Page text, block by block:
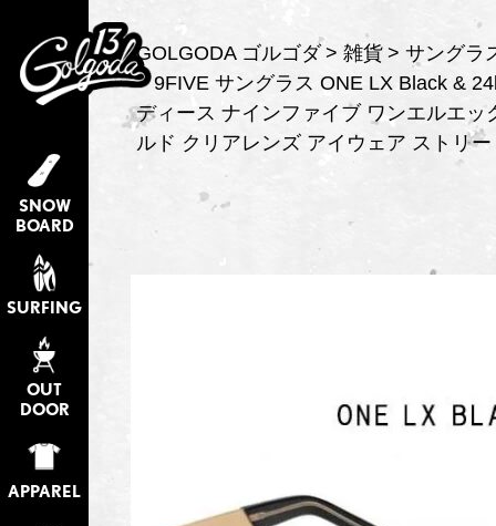
SNOW
BOARD
SURFING
OUT
DOOR
APPAREL
GOLGODA ゴルゴダ 雑貨
サングラ
9FIVE サングラス ONE LX Black &
ディース ナインファイブ ワンエルエッ
ルド クリアレンズ アイウェア ストリ